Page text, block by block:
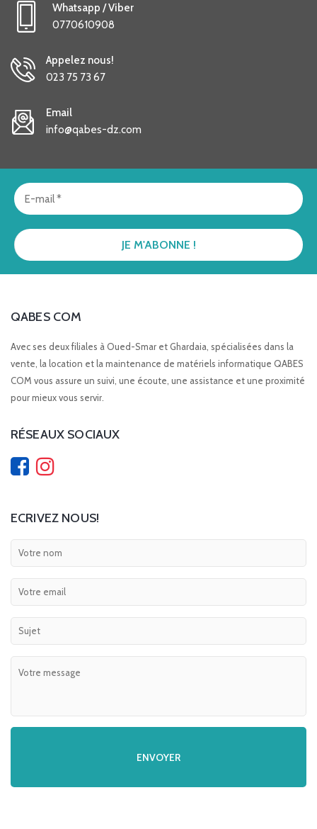
Whatsapp / Viber
0770610908
Appelez nous!
023 75 73 67
Email
info@qabes-dz.com
QABES COM
Avec ses deux filiales à Oued-Smar et Ghardaia, spécialisées dans la
vente, la location et la maintenance de matériels informatique QABES
COM vous assure un suivi, une écoute, une assistance et une proximité
pour mieux vous servir.
RÉSEAUX SOCIAUX
ECRIVEZ NOUS!